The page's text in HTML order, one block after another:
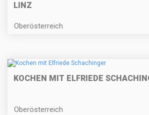
INZ
Oberösterreich
KOCHEN MIT ELFRIEDE
Oberösterreich